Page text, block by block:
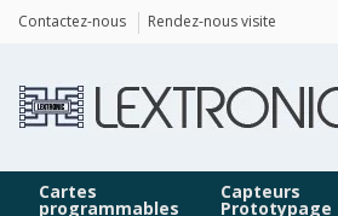
Contactez-nous Rendez-nous visite
Cartes
programmables
Capteurs
Prototypage
Panneau de gestion des cookies